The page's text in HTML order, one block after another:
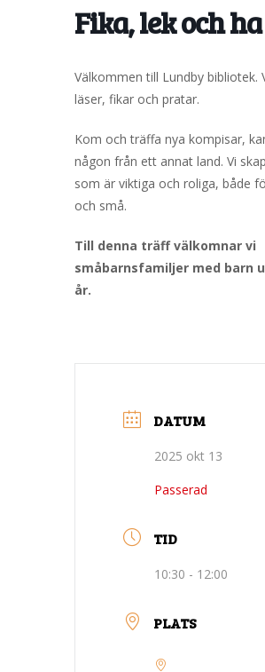
Fika, lek och
Välkommen till Lundby bibliotek.
läser, fikar och pratar.
Kom och träffa nya kompisar,
någon från ett annat land. Vi
som är viktiga och roliga, både
och små.
Till denna träff välkomnar vi
småbarnsfamiljer med barn
år.
DATUM
2025 okt 13
Passerad
TID
10:30 - 12:00
PLATS